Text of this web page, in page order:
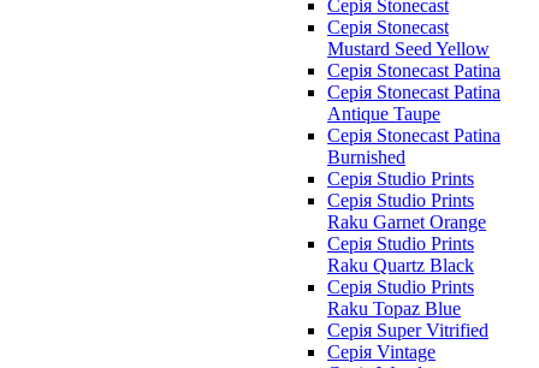
Серія Stonecast
Серія Stonecast
Mustard Seed Yellow
Серія Stonecast Patina
Серія Stonecast Patina
Antique Taupe
Серія Stonecast Patina
Burnished
Серія Studio Prints
Серія Studio Prints
Raku Garnet Orange
Серія Studio Prints
Raku Quartz Black
Серія Studio Prints
Raku Topaz Blue
Серія Super Vitrified
Серія Vintage